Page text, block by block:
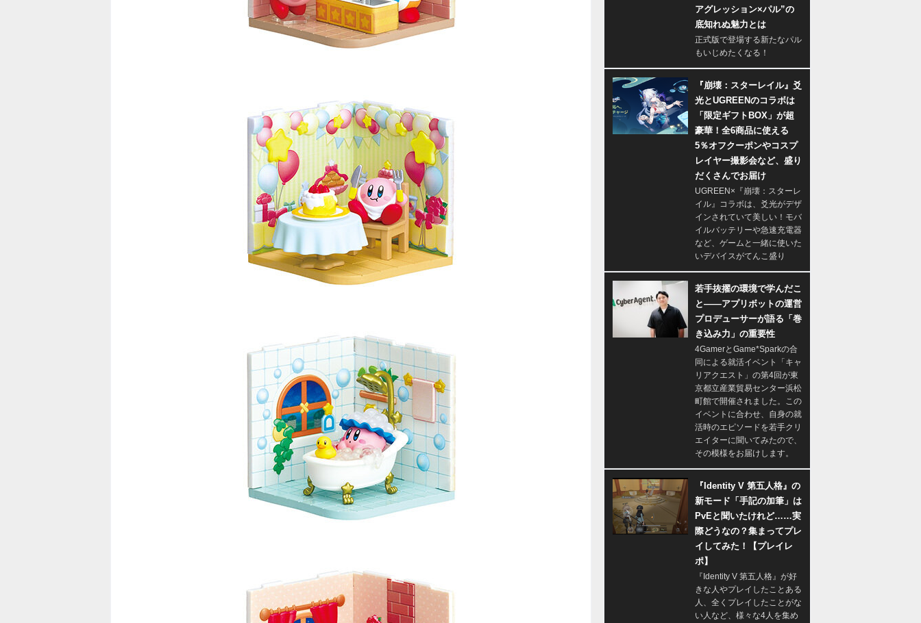
アグレッション×パル”の
底知れぬ魅力とは
正式版で登場する新たなパル
もいじめたくなる！
『崩壊：スターレイル』爻
光とUGREENのコラボは
「限定ギフトBOX」が超
豪華！全6商品に使える
5％オフクーポンやコスプ
レイヤー撮影会など、盛り
だくさんでお届け
UGREEN×『崩壊：スターレ
イル』コラボは、爻光がデザ
インされていて美しい！モバ
イルバッテリーや急速充電器
など、ゲームと一緒に使いた
いデバイスがてんこ盛り
若手抜擢の環境で学んだこ
と――アプリボットの運営
プロデューサーが語る「巻
き込み力」の重要性
4GamerとGame*Sparkの合
同による就活イベント「キャ
リアクエスト」の第4回が東
京都立産業貿易センター浜松
町館で開催されました。この
イベントに合わせ、自身の就
活時のエピソードを若手クリ
エイターに聞いてみたので、
その模様をお届けします。
『Identity V 第五人格』の
新モード「手記の加筆」は
PvEと聞いたけれど……実
際どうなの？集まってプレ
イしてみた！【プレイレ
ポ】
『Identity V 第五人格』が好
きな人やプレイしたことある
人、全くプレイしたことがな
い人など、様々な4人を集め